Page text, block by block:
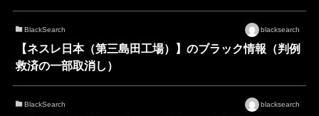
BlackSearch blacksearch
【ネスレ日本（第三島田工場）】のブラック情報（判例
救済の一部取消し）
BlackSearch blacksearch